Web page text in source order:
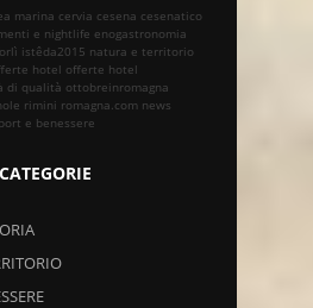
marina cervia cesena cesenatico
e nightlife enogastronomia
istêda2015 natura e territorio
hotel offerte hotel
di qualità ottobreinromagna
rimini romagna.com news
e benessere